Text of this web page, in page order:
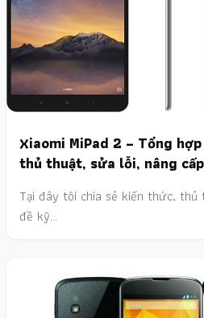
Xiaomi MiPad 2 – Tổng
thủ thuật, sửa lỗi, nâng
Tại đây tôi chia sẻ kiến thức, thủ
đề kỹ…